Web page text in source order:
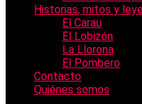
Historias, mitos y
El Carau
El Lobizón
La Llorona
El Pombero
Contacto
Quiénes somos